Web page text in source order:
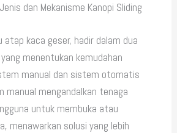
dan Mekanisme Kanopi Sliding
atap kaca geser, hadir dalam dua
menentukan kemudahan
manual dan sistem otomatis
manual mengandalkan tenaga
untuk membuka atau
menawarkan solusi yang lebih